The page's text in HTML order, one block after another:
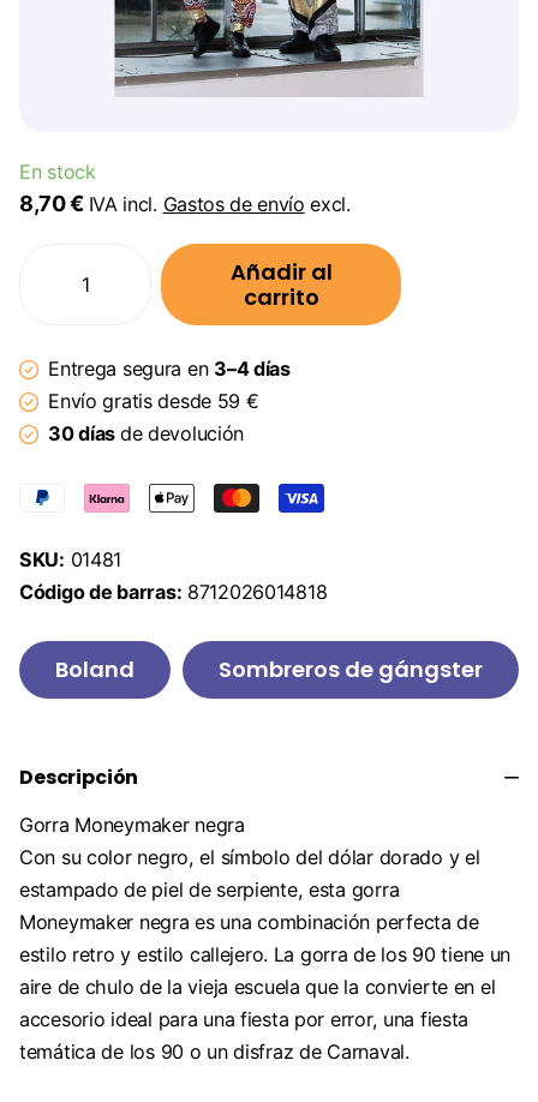
En stock
8,70 € IVA incl. Gastos de envío excl.
Añadir al
carrito
Entrega segura en 3–4 días
Envío gratis desde 59 €
30 días de devolución
SKU: 01481
Código de barras: 8712026014818
Boland Sombreros de gángster
Descripción
Gorra Moneymaker negra
Con su color negro, el símbolo del dólar dorado y el
estampado de piel de serpiente, esta gorra
Moneymaker negra es una combinación perfecta de
estilo retro y estilo callejero. La gorra de los 90 tiene un
aire de chulo de la vieja escuela que la convierte en el
accesorio ideal para una fiesta por error, una fiesta
temática de los 90 o un disfraz de Carnaval.